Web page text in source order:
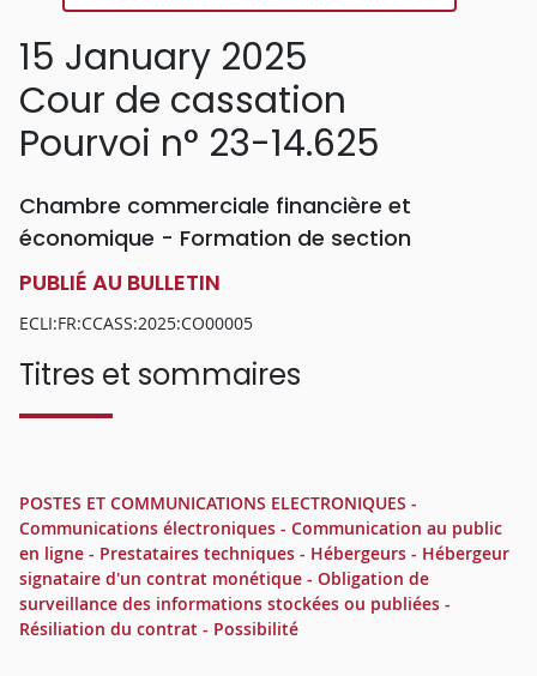
15 January 2025
Cour de cassation
Pourvoi n° 23-14.625
Chambre commerciale financière et
économique - Formation de section
PUBLIÉ AU BULLETIN
ECLI:FR:CCASS:2025:CO00005
Titres et sommaires
POSTES ET COMMUNICATIONS ELECTRONIQUES -
Communications électroniques - Communication au public
en ligne - Prestataires techniques - Hébergeurs - Hébergeur
signataire d'un contrat monétique - Obligation de
surveillance des informations stockées ou publiées -
Résiliation du contrat - Possibilité